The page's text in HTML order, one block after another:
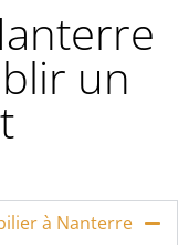
un
à Nanterre